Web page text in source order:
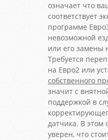
означает что
соответствует
программе
невозможной
или его замены
Требуется
на Евро2 или
собственного
значит с
поддержкой в
датчика. В этом
уверен, что